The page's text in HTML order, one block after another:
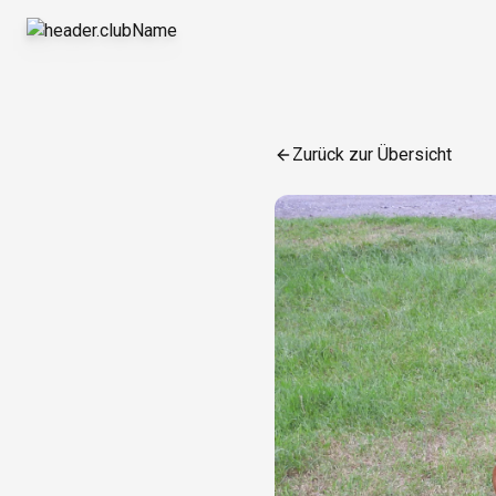
Zurück zur Übersicht